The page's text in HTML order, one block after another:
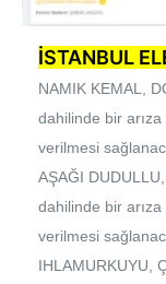
İSTANBUL
NAMIK KEMAL,
dahilinde bir
verilmesi
AŞAĞI
dahilinde bir
verilmesi
IHLAMURKUYU,